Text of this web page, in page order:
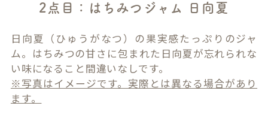
2点目：はちみつジャム 日向夏
日向夏（ひゅうがなつ）の果実感たっぷりのジャ
ム。はちみつの甘さに包まれた日向夏が忘れられな
い味になること間違いなしです。
※写真はイメージです。実際とは異なる場合があり
ます。